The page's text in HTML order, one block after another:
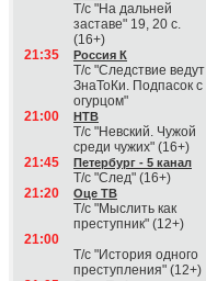
Т/с "На дальней
заставе" 19, 20 с.
(16+)
21:35
Россия К
Т/с "Следствие ведут
ЗнаТоКи. Подпасок с
огурцом"
21:00
НТВ
Т/с "Невский. Чужой
среди чужих" (16+)
21:45
Петербург - 5 канал
Т/с "След" (16+)
21:20
Оце ТВ
Т/с "Мыслить как
преступник" (12+)
21:00
Т/с "История одного
преступления" (12+)